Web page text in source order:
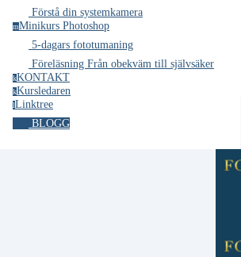
Förstå din systemkamera
mMinikurs Photoshop
5-dagars fototumaning
Föreläsning Från obekväm till självsäker
kKONTAKT
kKursledaren
lLinktree
BLOGG